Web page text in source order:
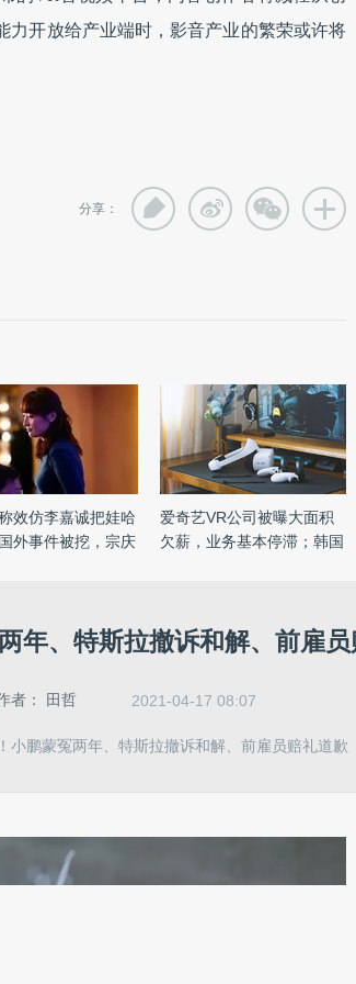
力开放给产业端时，影音产业的繁荣或许将
分享：
效仿李嘉诚把娃哈
外事件被挖，宗庆
爱奇艺VR公司被曝大面积
欠薪，业务基本停滞；韩国
年、特斯拉撤诉和解、前雇
者： 田哲 2021-04-17 08:07
小鹏蒙冤两年、特斯拉撤诉和解、前雇员赔礼道歉